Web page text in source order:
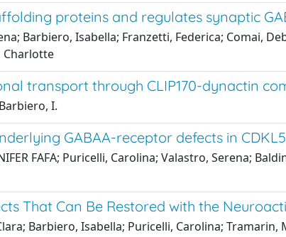
proteins and regulates synaptic
Barbiero, Isabella; Franzetti, Federica; Comai,
Charlotte
transport through CLIP170-dynactin
I.
GABAA-receptor defects in
FAFA; Puricelli, Carolina; Valastro, Serena;
That Can Be Restored with the
Barbiero, Isabella; Puricelli, Carolina;